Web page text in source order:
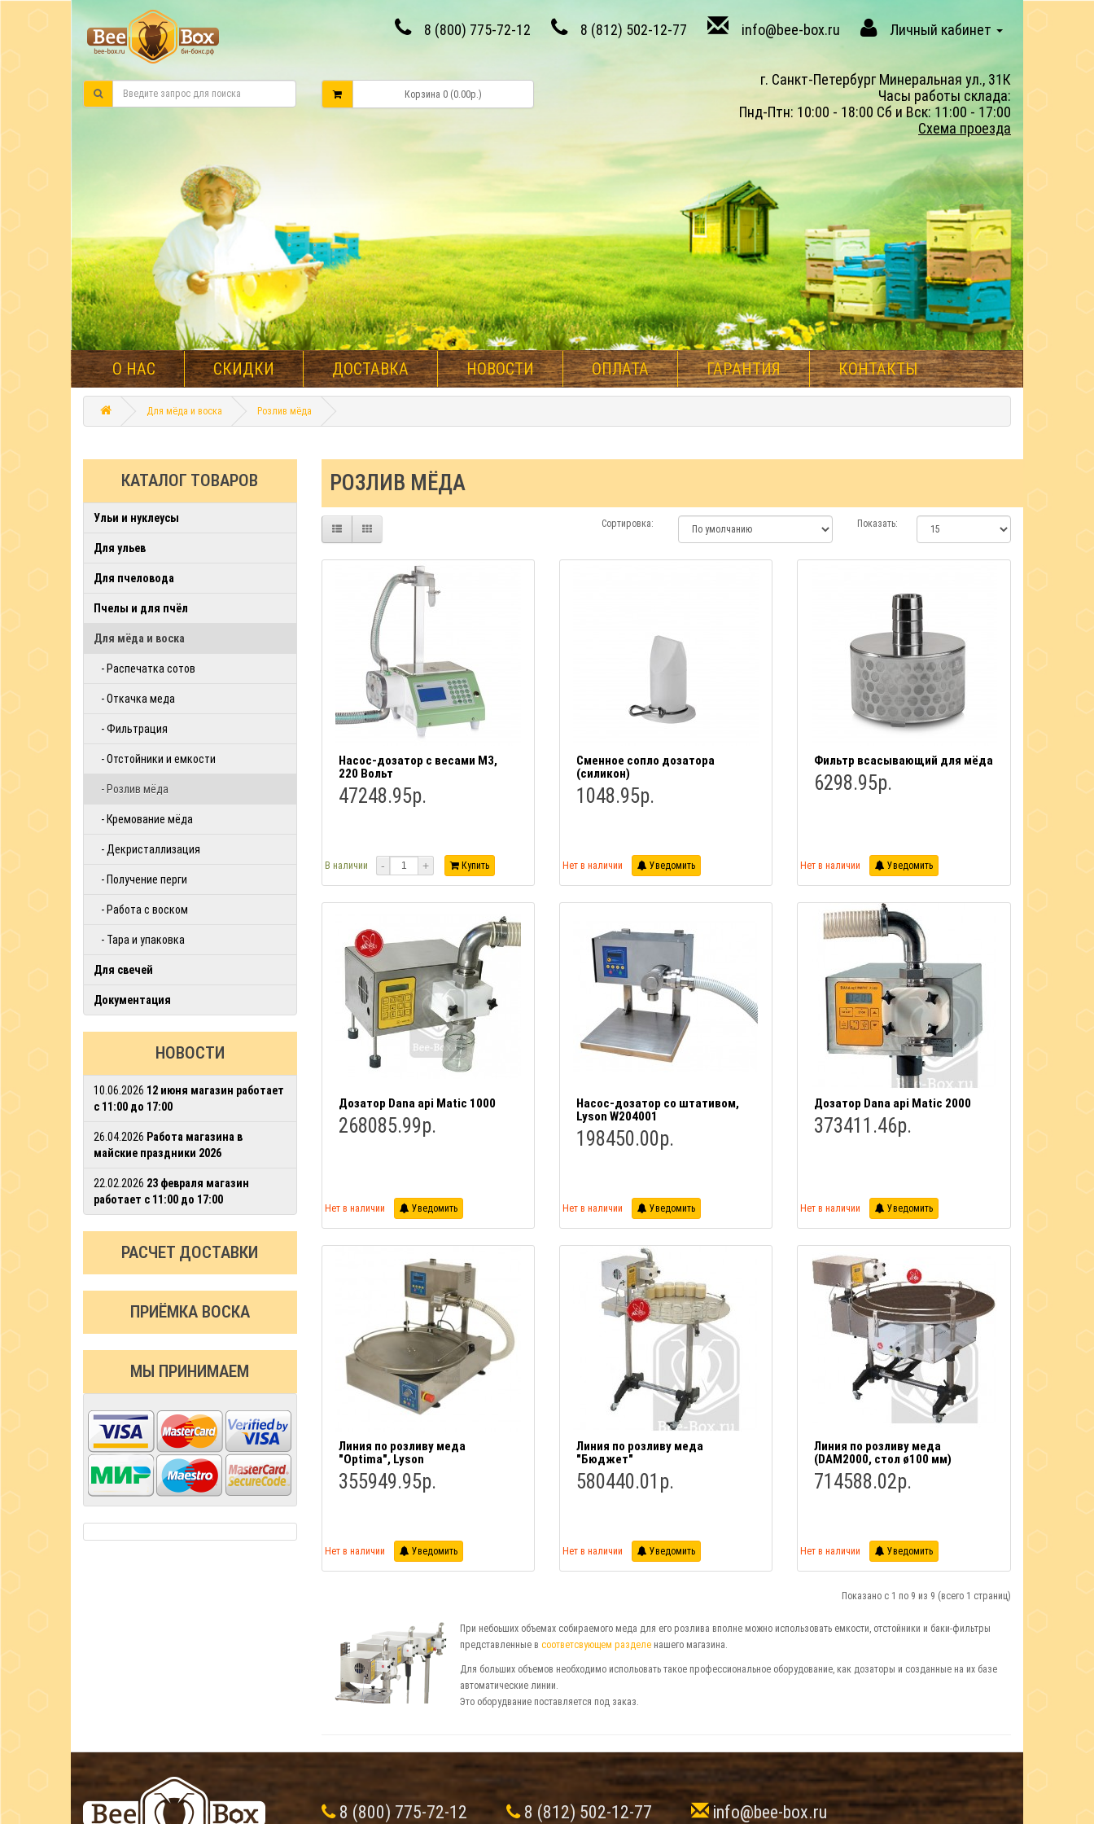
8 (800) 775-72-12 8 (812) 502-12-77 info@bee-box.ru Личный кабинет
Корзина 0 (0.00р.)
г. Санкт-Петербург Минеральная ул., 31К
Часы работы склада:
Пнд-Птн: 10:00 - 18:00 Сб и Вск: 11:00 - 17:00
Схема проезда
О НАС СКИДКИ ДОСТАВКА НОВОСТИ ОПЛАТА ГАРАНТИЯ КОНТАКТЫ
Для мёда и воска Розлив мёда
КАТАЛОГ ТОВАРОВ
Ульи и нуклеусы
Для ульев
Для пчеловода
Пчелы и для пчёл
Для мёда и воска
- Распечатка сотов
- Откачка меда
- Фильтрация
- Oтстойники и емкости
- Розлив мёда
- Кремование мёда
- Декристаллизация
- Получение перги
- Работа с воском
- Тара и упаковка
Для свечей
Документация
НОВОСТИ
10.06.2026 12 июня магазин работает
с 11:00 до 17:00
26.04.2026 Работа магазина в
майские праздники 2026
22.02.2026 23 февраля магазин
работает с 11:00 до 17:00
РАСЧЕТ ДОСТАВКИ
ПРИЁМКА ВОСКА
МЫ ПРИНИМАЕМ
РОЗЛИВ МЁДА
Сортировка: Показать:
Насос-дозатор с весами М3,
220 Вольт
47248.95р.
В наличии - + Купить
Сменное сопло дозатора
(силикон)
1048.95р.
Нет в наличии Уведомить
Фильтр всасывающий для мёда
6298.95р.
Нет в наличии Уведомить
Дозатор Dana api Matic 1000
268085.99р.
Нет в наличии Уведомить
Насос-дозатор со штативом,
Lyson W204001
198450.00р.
Нет в наличии Уведомить
Дозатор Dana api Matic 2000
373411.46р.
Нет в наличии Уведомить
Линия по розливу меда
"Optima", Lyson
355949.95р.
Нет в наличии Уведомить
Линия по розливу меда
"Бюджет"
580440.01р.
Нет в наличии Уведомить
Линия по розливу меда
(DAM2000, стол ø100 мм)
714588.02р.
Нет в наличии Уведомить
Показано с 1 по 9 из 9 (всего 1 страниц)
При небоьших объемах собираемого меда для его розлива вполне можно использовать емкости, отстойники и баки-фильтры
представленные в соответсвующем разделенашего магазина.
Для больших объемов необходимо испольовать такое профессиональное оборудование, как дозаторы и созданные на их базе
автоматические линии.
Это оборудвание поставляется под заказ.
8 (800) 775-72-12 8 (812) 502-12-77 info@bee-box.ru